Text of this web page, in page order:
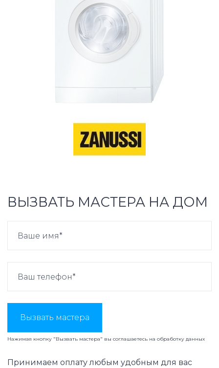
ВЫЗВАТЬ МАСТЕРА НА ДОМ
Вызвать мастера
Нажимая кнопку "Вызвать мастера" вы соглашаетесь на обработку данных
Принимаем оплату любым удобным для вас